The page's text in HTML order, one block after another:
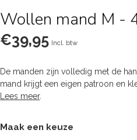
Wollen mand M -
€39,95 Incl. btw
De manden zijn volledig met de
mand krijgt een eigen patroon en
Lees meer.
Maak een keuze